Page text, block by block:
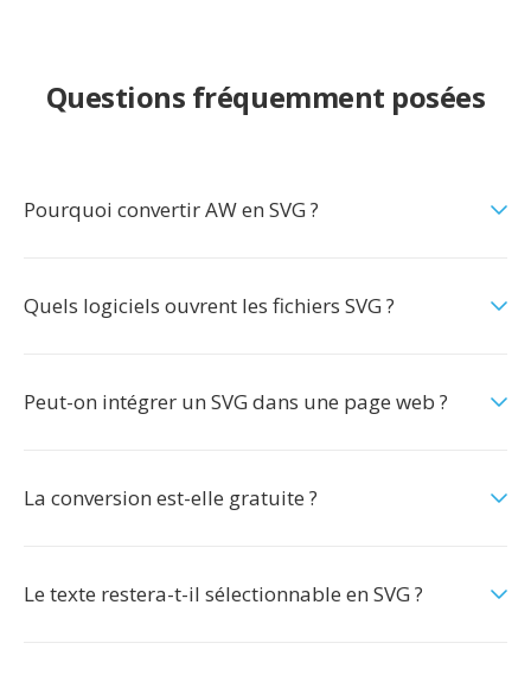
Questions fréquemment posées
Pourquoi convertir AW en SVG ?
Quels logiciels ouvrent les fichiers SVG ?
Peut-on intégrer un SVG dans une page web ?
La conversion est-elle gratuite ?
Le texte restera-t-il sélectionnable en SVG ?